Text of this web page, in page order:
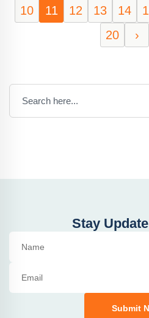
10
11 12 13 14
20
›
Stay
Submit